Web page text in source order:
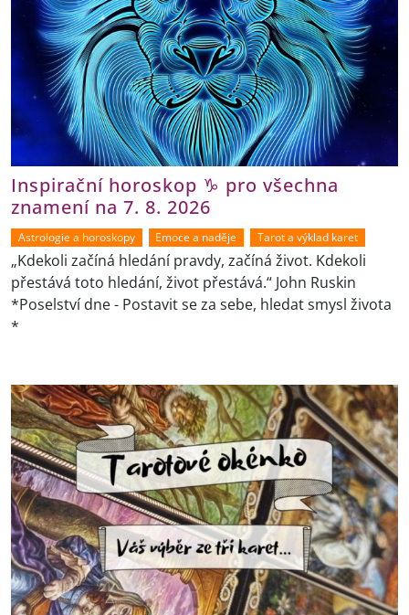
Inspirační horoskop ♑ pro všechna
znamení na 7. 8. 2026
Astrologie a horoskopy Emoce a naděje Tarot a výklad karet
„Kdekoli začíná hledání pravdy, začíná život. Kdekoli
přestává toto hledání, život přestává.“ John Ruskin
*Poselství dne - Postavit se za sebe, hledat smysl života
*